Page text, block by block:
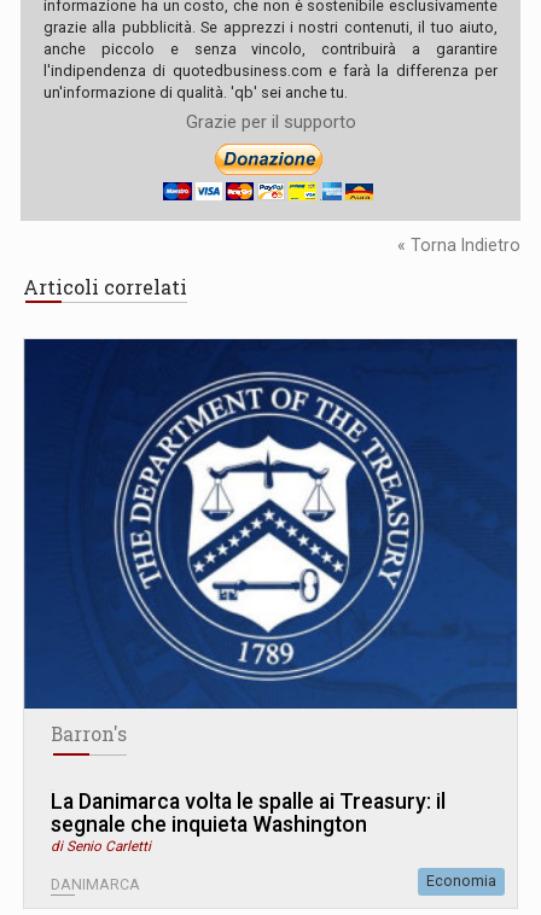
informazione ha un costo, che non è sostenibile esclusivamente
grazie alla pubblicità. Se apprezzi i nostri contenuti, il tuo aiuto,
anche piccolo e senza vincolo, contribuirà a garantire
l'indipendenza di quotedbusiness.com e farà la differenza per
un'informazione di qualità. 'qb' sei anche tu.
Grazie per il supporto
« Torna Indietro
Articoli correlati
Barron's
La Danimarca volta le spalle ai Treasury: il
segnale che inquieta Washington
di Senio Carletti
DANIMARCA Economia